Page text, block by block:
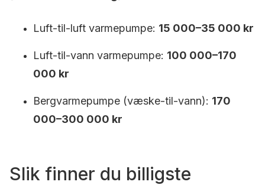
Luft-til-luft varmepumpe: 15 000–35 000 kr
Luft-til-vann varmepumpe: 100 000–170
000 kr
Bergvarmepumpe (væske-til-vann): 170
000–300 000 kr
Slik finner du billigste